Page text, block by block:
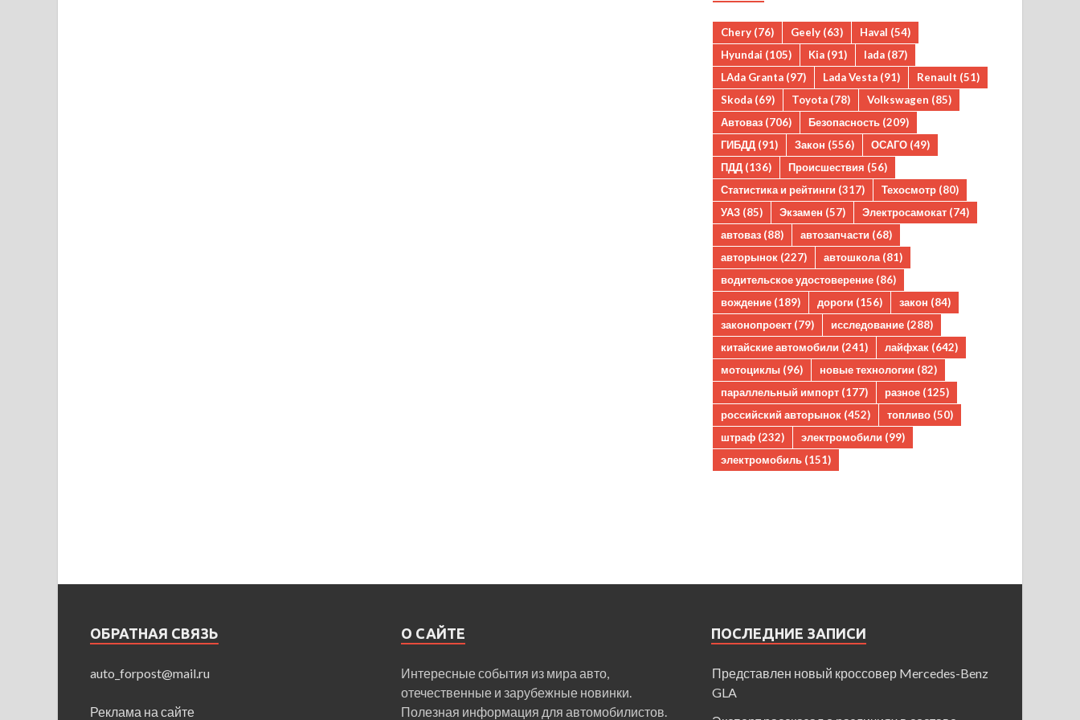
Chery (76) Geely (63) Haval (54)
Hyundai (105) Kia (91) lada (87)
LAda Granta (97) Lada Vesta (91) Renault (51)
Skoda (69) Toyota (78) Volkswagen (85)
Автоваз (706) Безопасность (209)
ГИБДД (91) Закон (556) ОСАГО (49)
ПДД (136) Происшествия (56)
Статистика и рейтинги (317) Техосмотр (80)
УАЗ (85) Экзамен (57) Электросамокат (74)
автоваз (88) автозапчасти (68)
авторынок (227) автошкола (81)
водительское удостоверение (86)
вождение (189) дороги (156) закон (84)
законопроект (79) исследование (288)
китайские автомобили (241) лайфхак (642)
мотоциклы (96) новые технологии (82)
параллельный импорт (177) разное (125)
российский авторынок (452) топливо (50)
штраф (232) электромобили (99)
электромобиль (151)
ОБРАТНАЯ СВЯЗЬ
auto_forpost@mail.ru
Реклама на сайте
О САЙТЕ
Интересные события из мира авто,
отечественные и зарубежные новинки.
Полезная информация для автомобилистов.
ПОСЛЕДНИЕ ЗАПИСИ
Представлен новый кроссовер Mercedes-Benz
GLA